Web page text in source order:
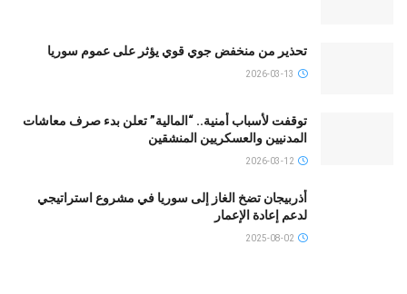
تحذير من منخفض جوي قوي يؤثر على عموم سوريا
توقفت لأسباب أمنية.. “المالية” تعلن بدء صرف معاشات
المدنيين والعسكريين المنشقين
أذربيجان تضخ الغاز إلى سوريا في مشروع استراتيجي
لدعم إعادة الإعمار